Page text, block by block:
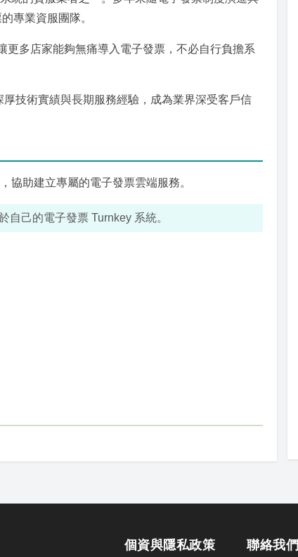
專業資服團隊。
多店家能夠無痛導入電子發票，不必自行負擔系
技術實績與長期服務經驗，成為業界深受客戶信
協助建立專屬的電子發票雲端服務。
己的電子發票 Turnkey 系統。
個資與隱私政策 聯絡我們